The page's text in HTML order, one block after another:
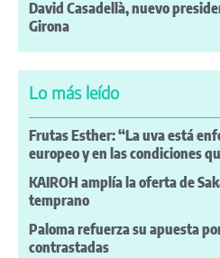
David Casadellà, nuevo
Girona
Lo más leído
Frutas Esther: “La uva está
europeo y en las condiciones
KAIROH amplía la oferta de
temprano
Paloma refuerza su apuesta
contrastadas